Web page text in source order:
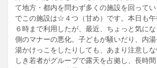
て地方・都内を問わず多くの施設を回って
でこの施設は☆４つ（甘め）です。本日も午
６時まで利用したが、最近、ちょっと気に
側のマナーの悪化。子どもが騒いだり、内
湯かけっこをしたりしても、あまり注意し
しき若者がグループで露天を占拠し、長時